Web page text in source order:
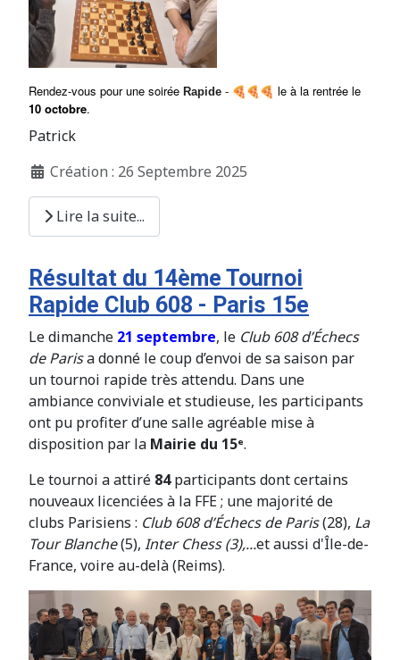
Rendez-vous pour une soirée Rapide -
le à la rentrée le
10 octobre.
Patrick
Création : 26 Septembre 2025
Lire la suite...
Résultat du 14ème Tournoi
Rapide Club 608 - Paris 15e
Le dimanche 21 septembre, le Club 608 d’Échecs
de Parisa donné le coup d’envoi de sa saison par
un tournoi rapide très attendu. Dans une
ambiance conviviale et studieuse, les participants
ont pu profiter d’une salle agréable mise à
disposition par la Mairie du 15ᵉ.
Le tournoi a attiré 84participants dont certains
nouveaux licenciées à la FFE ; une majorité de
clubs Parisiens : Club 608 d’Échecs de Paris(28), La
Tour Blanche(5), Inter Chess (3),...et aussi d'Île-de-
France, voire au-delà (Reims).